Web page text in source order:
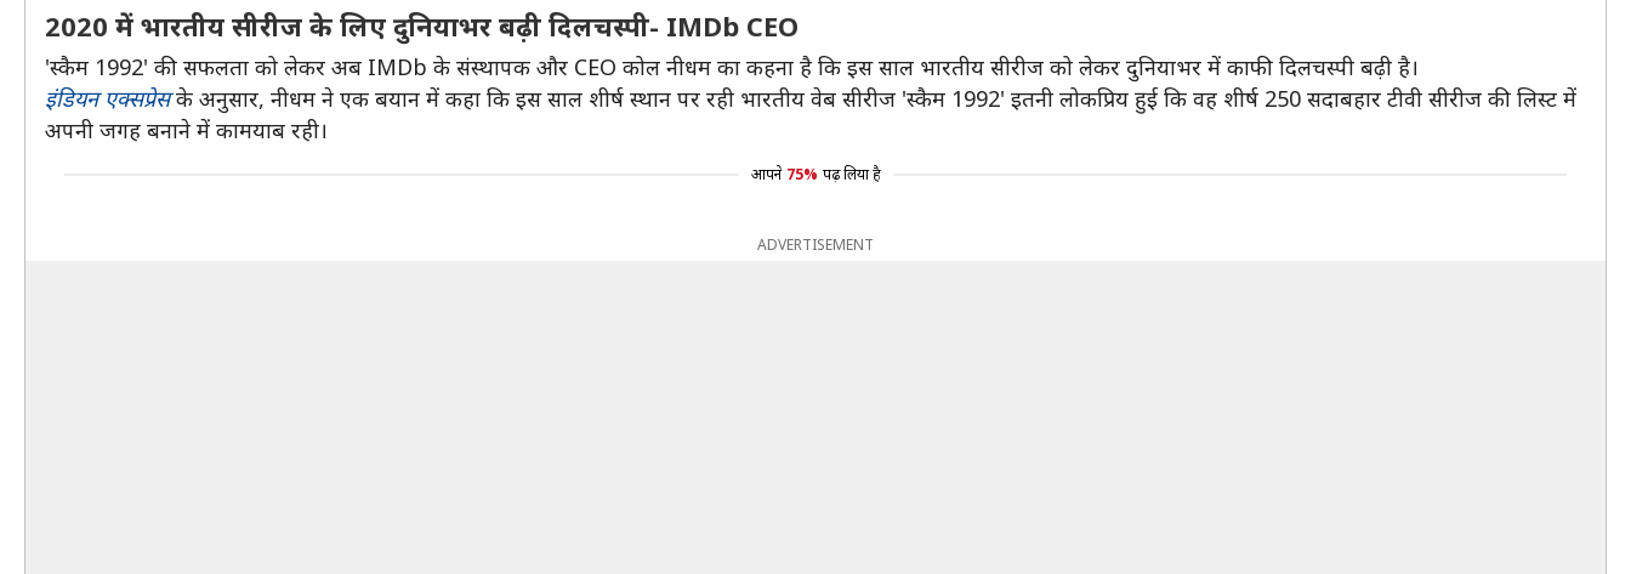
2020 में भारतीय सीरीज के लिए दुनियाभर बढ़ी दिलचस्पी- IMDb CEO
'स्कैम 1992' की सफलता को लेकर अब IMDb के संस्थापक और CEO कोल नीधम का कहना है कि इस साल भारतीय सीरीज को लेकर दुनियाभर में काफी दिलचस्पी बढ़ी है।
इंडियन एक्सप्रेसके अनुसार, नीधम ने एक बयान में कहा कि इस साल शीर्ष स्थान पर रही भारतीय वेब सीरीज 'स्कैम 1992' इतनी लोकप्रिय हुई कि वह शीर्ष 250 सदाबहार टीवी सीरीज की लिस्ट में
अपनी जगह बनाने में कामयाब रही।
आपने 75% पढ़ लिया है
ADVERTISEMENT